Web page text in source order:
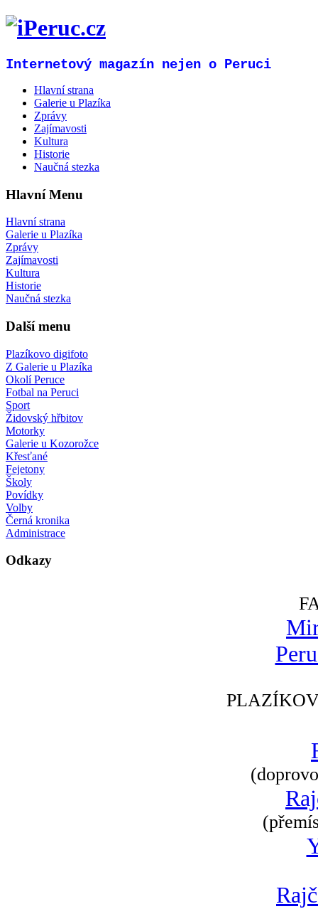
Internetový magazín nejen o Peruci
Hlavní strana
Galerie u Plazíka
Zprávy
Zajímavosti
Kultura
Historie
Naučná stezka
Hlavní Menu
Hlavní strana
Galerie u Plazíka
Zprávy
Zajímavosti
Kultura
Historie
Naučná stezka
Další menu
Plazíkovo digifoto
Z Galerie u Plazíka
Okolí Peruce
Fotbal na Peruci
Sport
Židovský hřbitov
Motorky
Galerie u Kozorožce
Křesťané
Fejetony
Školy
Povídky
Volby
Černá kronika
Administrace
Odkazy